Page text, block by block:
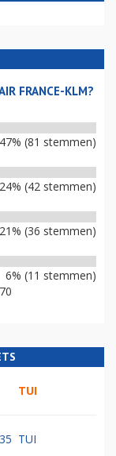
FRANCE-KLM?
47% (81 stemmen)
24% (42 stemmen)
21% (36 stemmen)
6% (11 stemmen)
TUI
TUI